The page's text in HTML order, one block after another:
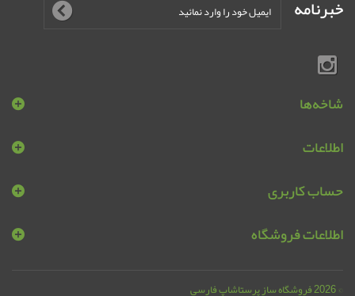
خبرنامه
شاخه‌ها
اطلاعات
© 2026 فروشگاه ساز پرستاشاپ فارسی
حساب کاربری
اطلاعات فروشگاه